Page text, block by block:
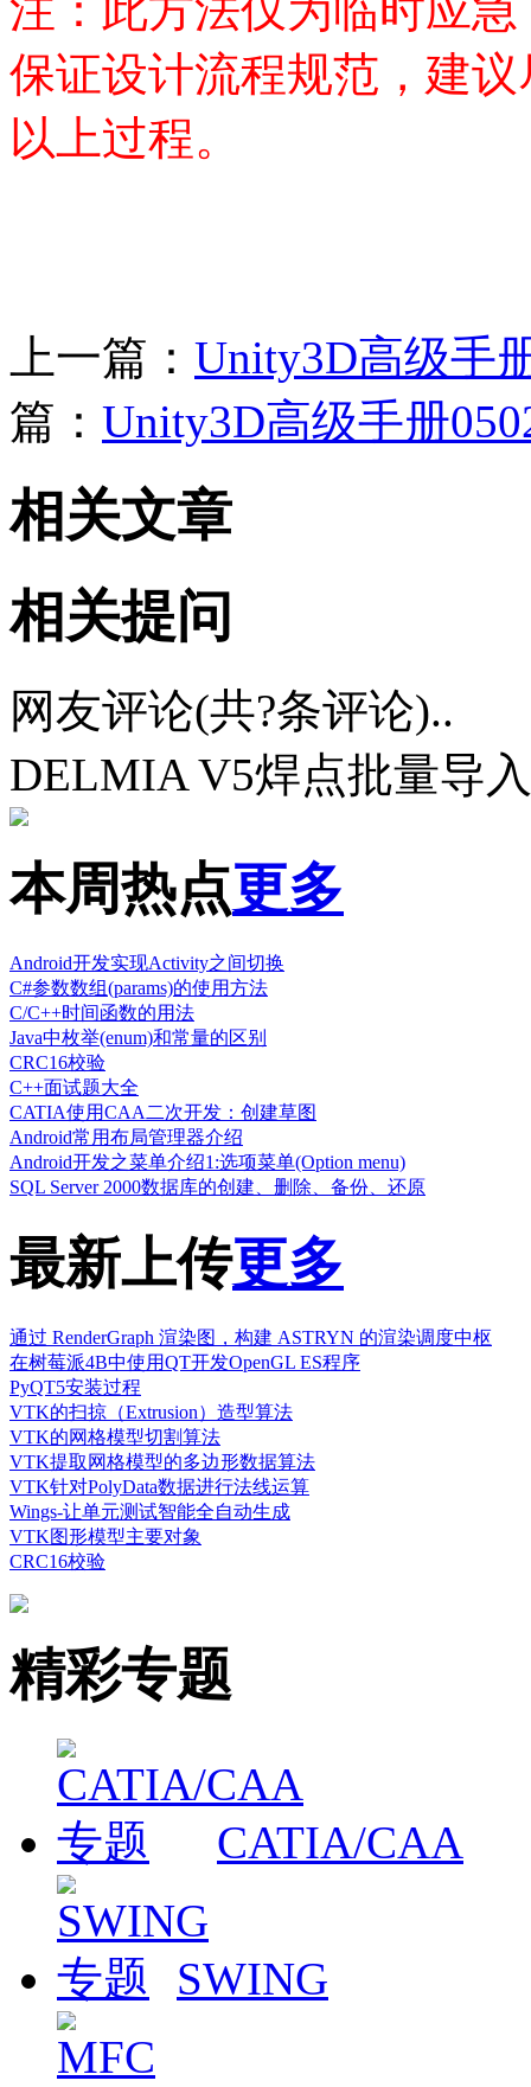
保证设计流程规范，建
以上过程。
上一篇： Unity3D高级手
篇： Unity3D高级手册
相关文章
相关提问
网友评论(共?条评论)..
DELMIA V5焊点批量导
本周热点更多
Android开发实现Activity之间切换
C#参数数组(params)的使用方法
C/C++时间函数的用法
Java中枚举(enum)和常量的区别
CRC16校验
C++面试题大全
CATIA使用CAA二次开发：创建草图
Android常用布局管理器介绍
Android开发之菜单介绍1:选项菜单(Option menu)
SQL Server 2000数据库的创建、删除、备份、还原
最新上传更多
通过 RenderGraph 渲染图，构建 ASTRYN 的渲染调度中枢
在树莓派4B中使用QT开发OpenGL ES程序
PyQT5安装过程
VTK的扫掠（Extrusion）造型算法
VTK的网格模型切割算法
VTK提取网格模型的多边形数据算法
VTK针对PolyData数据进行法线运算
Wings-让单元测试智能全自动生成
VTK图形模型主要对象
CRC16校验
精彩专题
CATIA/CAA
SWING